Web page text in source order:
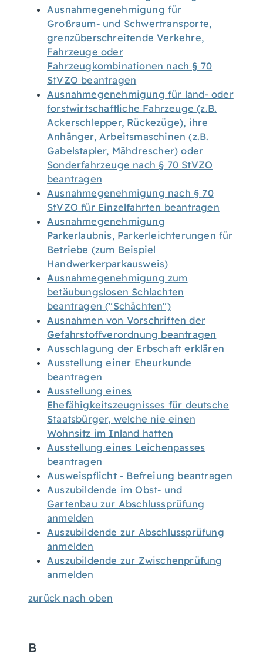
Ausnahmegenehmigung für
Großraum- und Schwertransporte,
grenzüberschreitende Verkehre,
Fahrzeuge oder
Fahrzeugkombinationen nach § 70
StVZO beantragen
Ausnahmegenehmigung für land- oder
forstwirtschaftliche Fahrzeuge (z.B.
Ackerschlepper, Rückezüge), ihre
Anhänger, Arbeitsmaschinen (z.B.
Gabelstapler, Mähdrescher) oder
Sonderfahrzeuge nach § 70 StVZO
beantragen
Ausnahmegenehmigung nach § 70
StVZO für Einzelfahrten beantragen
Ausnahmegenehmigung
Parkerlaubnis, Parkerleichterungen für
Betriebe (zum Beispiel
Handwerkerparkausweis)
Ausnahmegenehmigung zum
betäubungslosen Schlachten
beantragen ("Schächten")
Ausnahmen von Vorschriften der
Gefahrstoffverordnung beantragen
Ausschlagung der Erbschaft erklären
Ausstellung einer Eheurkunde
beantragen
Ausstellung eines
Ehefähigkeitszeugnisses für deutsche
Staatsbürger, welche nie einen
Wohnsitz im Inland hatten
Ausstellung eines Leichenpasses
beantragen
Ausweispflicht - Befreiung beantragen
Auszubildende im Obst- und
Gartenbau zur Abschlussprüfung
anmelden
Auszubildende zur Abschlussprüfung
anmelden
Auszubildende zur Zwischenprüfung
anmelden
zurück nach oben
B